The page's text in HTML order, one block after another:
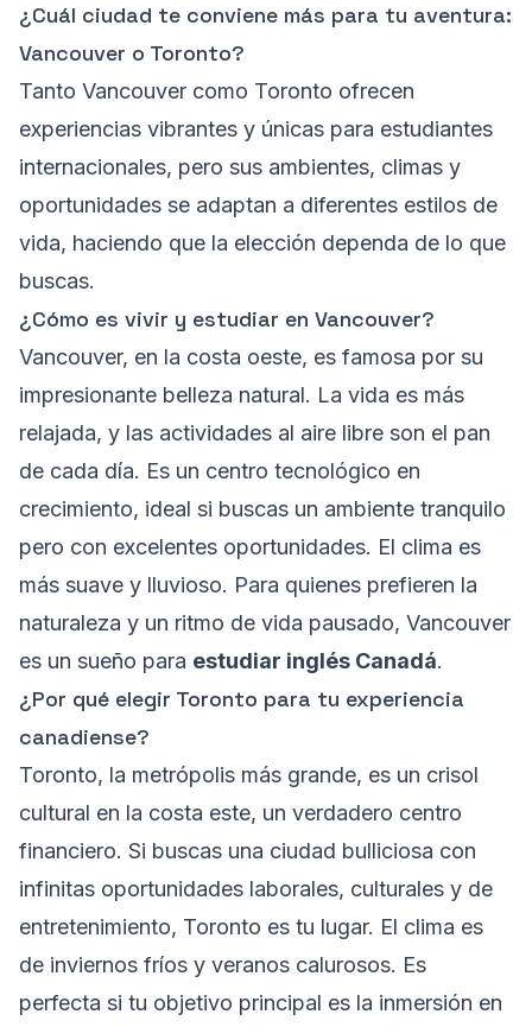
¿Cuál ciudad te conviene más para tu aventura:
Vancouver o Toronto?
Tanto Vancouver como Toronto ofrecen
experiencias vibrantes y únicas para estudiantes
internacionales, pero sus ambientes, climas y
oportunidades se adaptan a diferentes estilos de
vida, haciendo que la elección dependa de lo que
buscas.
¿Cómo es vivir y estudiar en Vancouver?
Vancouver, en la costa oeste, es famosa por su
impresionante belleza natural. La vida es más
relajada, y las actividades al aire libre son el pan
de cada día. Es un centro tecnológico en
crecimiento, ideal si buscas un ambiente tranquilo
pero con excelentes oportunidades. El clima es
más suave y lluvioso. Para quienes prefieren la
naturaleza y un ritmo de vida pausado, Vancouver
es un sueño para estudiar inglés Canadá.
¿Por qué elegir Toronto para tu experiencia
canadiense?
Toronto, la metrópolis más grande, es un crisol
cultural en la costa este, un verdadero centro
financiero. Si buscas una ciudad bulliciosa con
infinitas oportunidades laborales, culturales y de
entretenimiento, Toronto es tu lugar. El clima es
de inviernos fríos y veranos calurosos. Es
perfecta si tu objetivo principal es la inmersión en